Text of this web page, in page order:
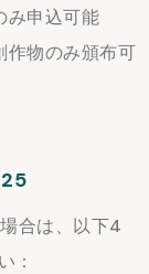
み申込可能
作物のみ頒布可
合は、以下4
：